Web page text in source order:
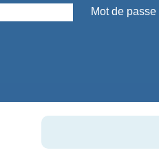
Mot de passe